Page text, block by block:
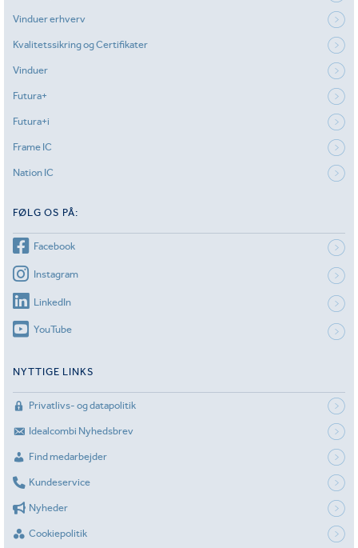
Vinduer erhverv
Kvalitetssikring og Certifikater
Vinduer
Futura+
Futura+i
Frame IC
Nation IC
FØLG OS PÅ:
Facebook
Instagram
LinkedIn
YouTube
NYTTIGE LINKS
Privatlivs- og datapolitik
Idealcombi Nyhedsbrev
Find medarbejder
Kundeservice
Nyheder
Cookiepolitik